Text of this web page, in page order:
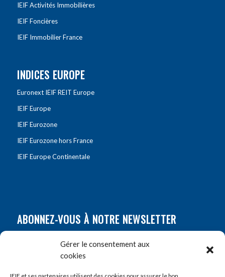
Gérer le consentement aux
cookies
IEIF Activités Immobilières
IEIF Foncières
IEIF Immobilier France
INDICES EUROPE
Euronext IEIF REIT Europe
IEIF Europe
IEIF Eurozone
IEIF Eurozone hors France
IEIF Europe Continentale
ABONNEZ-VOUS À NOTRE NEWSLETTER
Prénom*